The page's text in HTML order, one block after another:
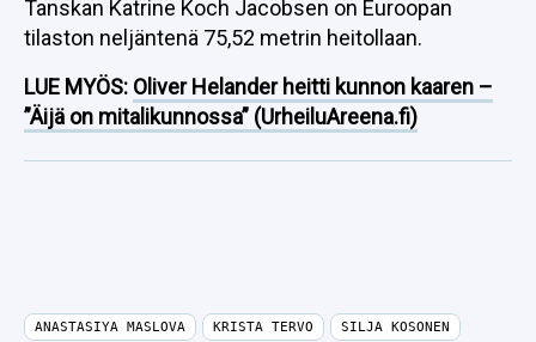
Tanskan Katrine Koch Jacobsen on Euroopan
tilaston neljäntenä 75,52 metrin heitollaan.
LUE MYÖS: Oliver Helander heitti kunnon kaaren –
”Äijä on mitalikunnossa” (UrheiluAreena.fi)
ANASTASIYA MASLOVA KRISTA TERVO SILJA KOSONEN